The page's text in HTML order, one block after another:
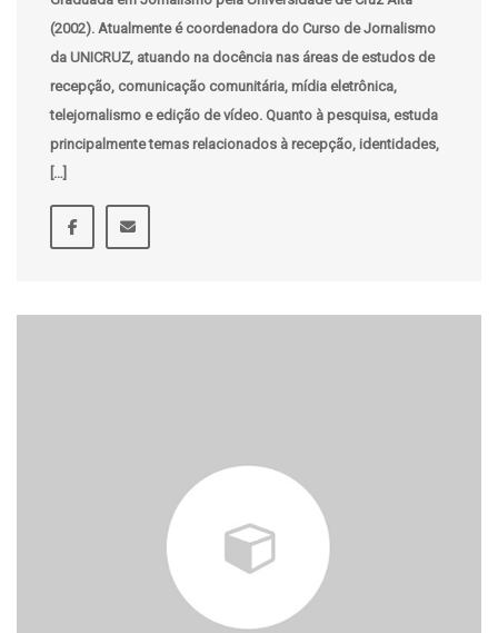
(2002). Atualmente é coordenadora do Curso de Jornalismo
da UNICRUZ, atuando na docência nas áreas de estudos de
recepção, comunicação comunitária, mídia eletrônica,
telejornalismo e edição de vídeo. Quanto à pesquisa, estuda
principalmente temas relacionados à recepção, identidades,
[…]